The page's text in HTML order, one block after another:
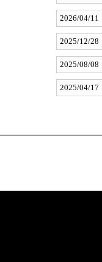
2026/04/11
2025/12/28
2025/08/08
2025/04/17